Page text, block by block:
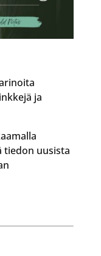
ja
tiedon uusista